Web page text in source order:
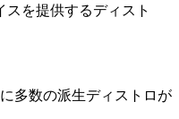
スを提供するディスト
多数の派生ディストロが